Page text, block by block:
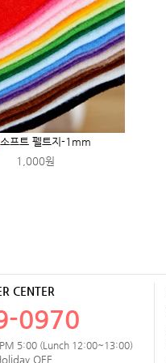
소프트 펠트지-1mm
1,000원
CENTER
0970
5:00 (Lunch 12:00~13:00)
OFF